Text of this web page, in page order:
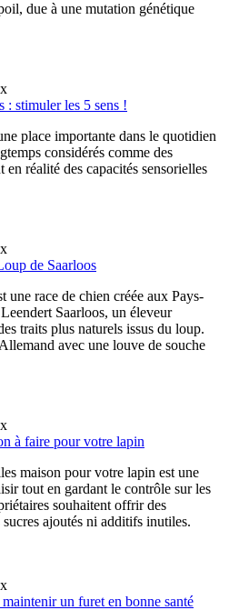
due à une mutation génétique
: stimuler les 5 sens !
place importante dans le quotidien
considérés comme des
réalité des capacités sensorielles
de Saarloos
une race de chien créée aux Pays-
Saarloos, un éleveur
traits plus naturels issus du loup.
avec une louve de souche
à faire pour votre lapin
maison pour votre lapin est une
tout en gardant le contrôle sur les
souhaitent offrir des
sucres ajoutés ni additifs inutiles.
un furet en bonne santé